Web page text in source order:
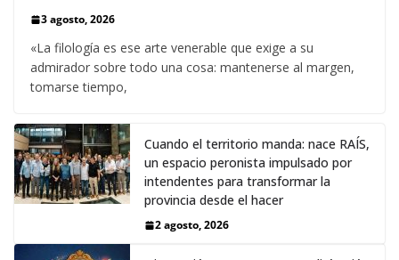
3 agosto, 2026
«La filología es ese arte venerable que exige a su
admirador sobre todo una cosa: mantenerse al margen,
tomarse tiempo,
Cuando el territorio manda: nace RAÍS,
un espacio peronista impulsado por
intendentes para transformar la
provincia desde el hacer
2 agosto, 2026